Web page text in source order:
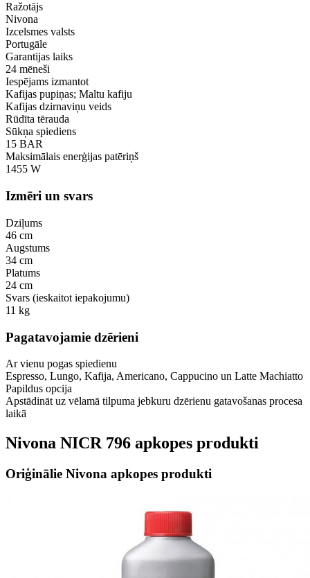
Ražotājs
Nivona
Izcelsmes valsts
Portugāle
Garantijas laiks
24 mēneši
Iespējams izmantot
Kafijas pupiņas; Maltu kafiju
Kafijas dzirnaviņu veids
Rūdīta tērauda
Sūkņa spiediens
15 BAR
Maksimālais enerģijas patēriņš
1455 W
Izmēri un svars
Dziļums
46 cm
Augstums
34 cm
Platums
24 cm
Svars (ieskaitot iepakojumu)
11 kg
Pagatavojamie dzērieni
Ar vienu pogas spiedienu
Espresso, Lungo, Kafija, Americano, Cappucino un Latte Machiatto
Papildus opcija
Apstādināt uz vēlamā tilpuma jebkuru dzērienu gatavošanas procesa
laikā
Nivona NICR 796 apkopes produkti
Oriģinālie Nivona apkopes produkti